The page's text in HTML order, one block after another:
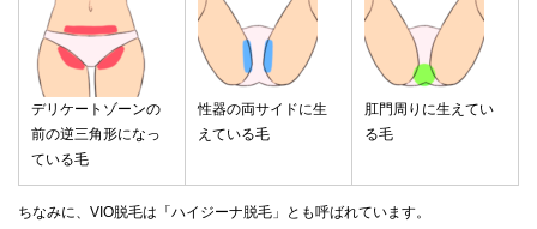
デリケートゾーンの
前の逆三角形になっ
ている毛
性器の両サイドに生
えている毛
肛門周りに生えてい
る毛
ちなみに、VIO脱毛は「ハイジーナ脱毛」とも呼ばれています。